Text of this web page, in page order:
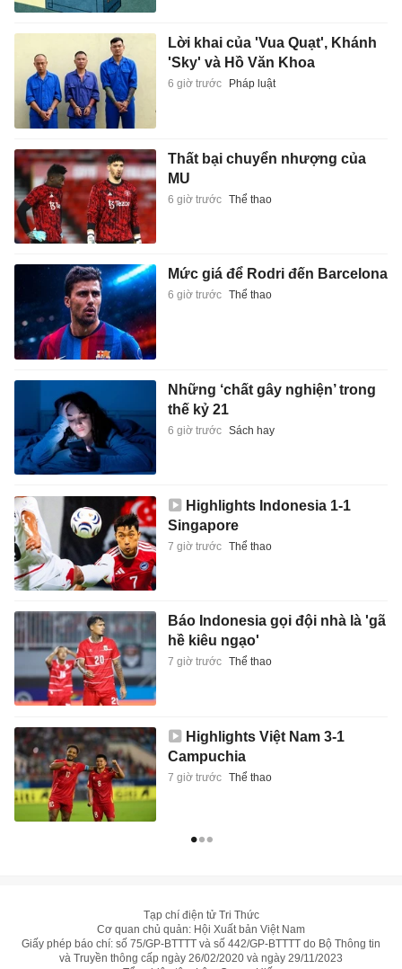
Lời khai của 'Vua Quạt', Khánh
'Sky' và Hồ Văn Khoa
6 giờ trước Pháp luật
Thất bại chuyển nhượng của
MU
6 giờ trước Thể thao
Mức giá để Rodri đến Barcelona
6 giờ trước Thể thao
Những ‘chất gây nghiện’ trong
thế kỷ 21
6 giờ trước Sách hay
Highlights Indonesia 1-1
Singapore
7 giờ trước Thể thao
Báo Indonesia gọi đội nhà là 'gã
hề kiêu ngạo'
7 giờ trước Thể thao
Highlights Việt Nam 3-1
Campuchia
7 giờ trước Thể thao
Tạp chí điện tử Tri Thức
Cơ quan chủ quản: Hội Xuất bản Việt Nam
Giấy phép báo chí: số 75/GP-BTTTT và số 442/GP-BTTTT do Bộ Thông tin
và Truyền thông cấp ngày 26/02/2020 và ngày 29/11/2023